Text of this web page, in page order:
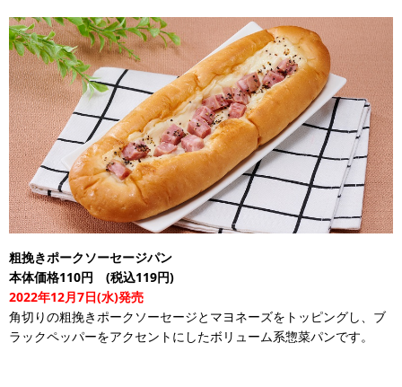
粗挽きポークソーセージパン
本体価格110円 (税込119円)
2022年12月7日(水)発売
角切りの粗挽きポークソーセージとマヨネーズをトッピングし、ブ
ラックペッパーをアクセントにしたボリューム系惣菜パンです。